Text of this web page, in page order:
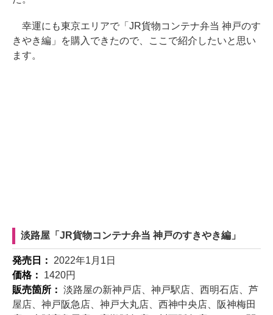
幸運にも東京エリアで「JR貨物コンテナ弁当 神戸のす
きやき編」を購入できたので、ここで紹介したいと思い
ます。
淡路屋「JR貨物コンテナ弁当 神戸のすきやき編」
発売日： 2022年1月1日
価格： 1420円
販売箇所： 淡路屋の新神戸店、神戸駅店、西明石店、芦
屋店、神戸阪急店、神戸大丸店、西神中央店、阪神梅田